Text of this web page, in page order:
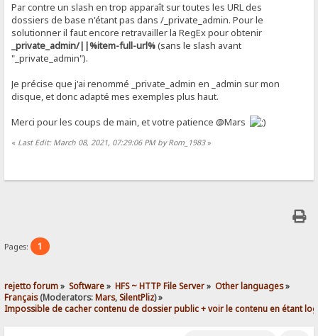
Par contre un slash en trop apparaît sur toutes les URL des
dossiers de base n'étant pas dans /_private_admin. Pour le
solutionner il faut encore retravailler la RegEx pour obtenir
_private_admin/||%item-full-url%(sans le slash avant
"_private_admin").
Je précise que j'ai renommé _private_admin en _admin sur mon
disque, et donc adapté mes exemples plus haut.
Merci pour les coups de main, et votre patience @Mars
« Last Edit: March 08, 2021, 07:29:06 PM by Rom_1983»
Pages: 1
rejetto forum» Software» HFS ~ HTTP File Server» Other languages»
Français(Moderators:Mars,SilentPliz) »
Impossible de cacher contenu de dossier public + voir le contenu en étant